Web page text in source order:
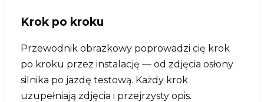
Krok po kroku
Przewodnik obrazkowy poprowadzi cię krok
po kroku przez instalację — od zdjęcia osłony
silnika po jazdę testową. Każdy krok
uzupełniają zdjęcia i przejrzysty opis.